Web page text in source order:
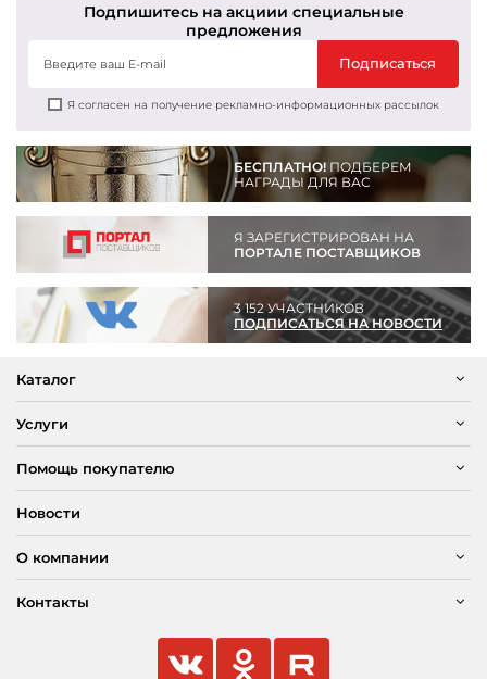
Подпишитесь на акциии специальные
предложения
Подписаться
Я согласен на получение рекламно-информационных рассылок
БЕСПЛАТНО!ПОДБЕРЕМ
НАГРАДЫ ДЛЯ ВАС
Я ЗАРЕГИСТРИРОВАН НА
ПОРТАЛЕ ПОСТАВЩИКОВ
3 152 УЧАСТНИКОВ
ПОДПИСАТЬСЯ НА НОВОСТИ
Каталог
Услуги
Помощь покупателю
Новости
О компании
Контакты